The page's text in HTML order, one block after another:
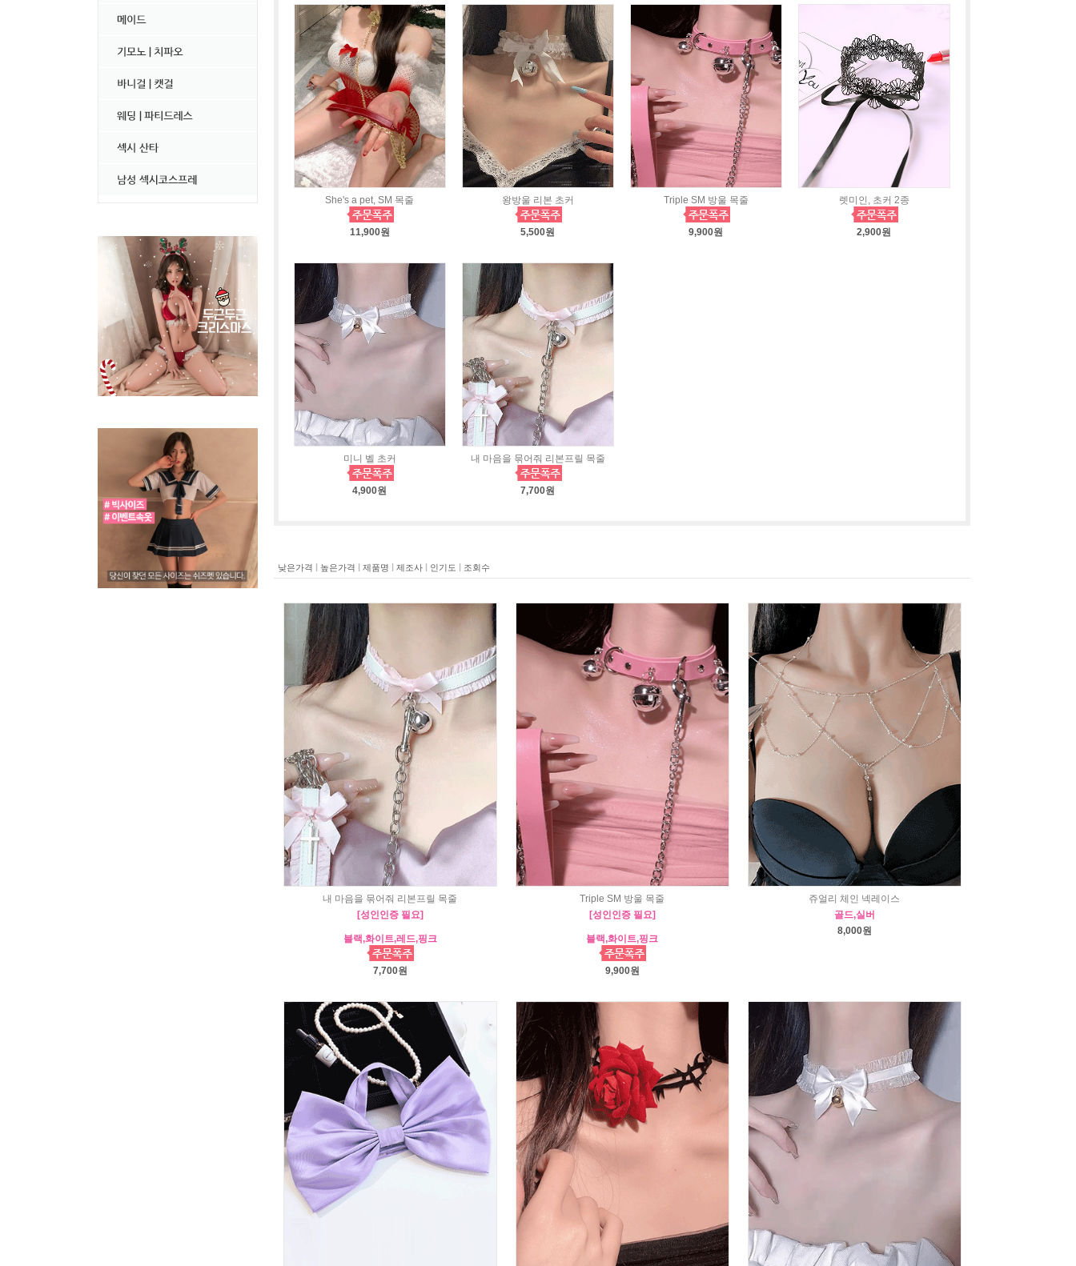
She's a pet, SM 목줄
11,900원
왕방울 리본 초커
5,500원
Triple SM 방울 목줄
9,900원
렛미인, 초커 2종
2,900원
미니 벨 초커
4,900원
내 마음을 묶어줘 리본프릴 목줄
7,700원
낮은가격 | 높은가격 | 제품명 | 제조사 | 인기도 | 조회수
내 마음을 묶어줘 리본프릴 목줄
[성인인증 필요]
블랙,화이트,레드,핑크
7,700원
Triple SM 방울 목줄
[성인인증 필요]
블랙,화이트,핑크
9,900원
쥬얼리 체인 넥레이스
골드,실버
8,000원